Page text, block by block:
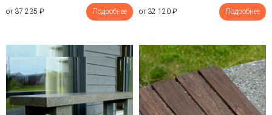
от 37 235 ₽ Подробнее от 32 120 ₽ Подробнее